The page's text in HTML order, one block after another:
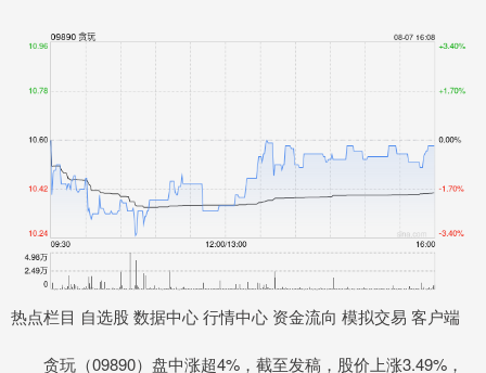
热点栏目 自选股 数据中心 行情中心 资金流向 模拟交易 客户端
贪玩（09890）盘中涨超4%，截至发稿，股价上涨3.49%，